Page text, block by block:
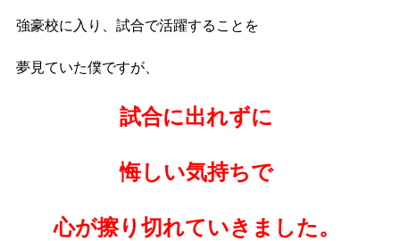
強豪校に入り、試合で活躍することを
夢見ていた僕ですが、
試合に出れずに
悔しい気持ちで
心が擦り切れていきました。